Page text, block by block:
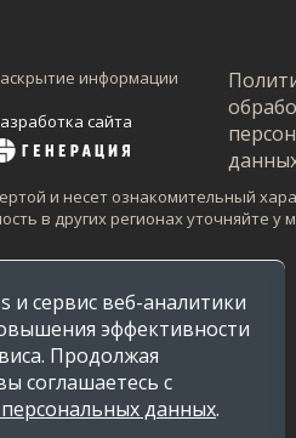
информации
сайта
и несет ознакомительный
в других регионах уточняйте
и сервис веб-аналитики
эффективности
Продолжая
соглашаетесь с
данных.